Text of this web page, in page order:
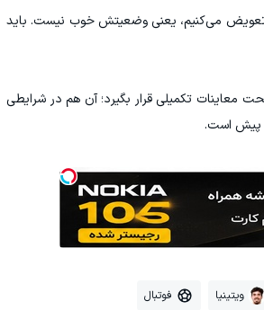
تعویض می‌کنیم، یعنی وضعیتش خوب نیست. باید
تکمیلی قرار بگیرد؛ آن هم در شرایطی
ویتینیا فوتبال